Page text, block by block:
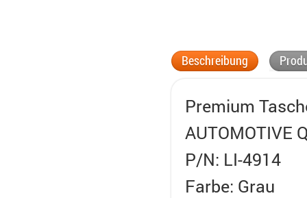
Beschreibung
Premium
AUTOMOTIVE
P/N: LI-4914
Farbe: Grau